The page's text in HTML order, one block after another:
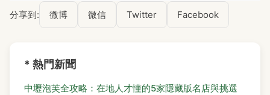
分享到: 微博 微信 Twitter Facebook
* 熱門新聞
中壢泡芙全攻略：在地人才懂的5家隱藏版名店與挑選